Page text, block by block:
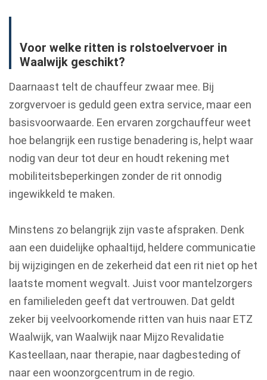
Voor welke ritten is rolstoelvervoer in
Waalwijk geschikt?
Daarnaast telt de chauffeur zwaar mee. Bij
zorgvervoer is geduld geen extra service, maar een
basisvoorwaarde. Een ervaren zorgchauffeur weet
hoe belangrijk een rustige benadering is, helpt waar
nodig van deur tot deur en houdt rekening met
mobiliteitsbeperkingen zonder de rit onnodig
ingewikkeld te maken.
Minstens zo belangrijk zijn vaste afspraken. Denk
aan een duidelijke ophaaltijd, heldere communicatie
bij wijzigingen en de zekerheid dat een rit niet op het
laatste moment wegvalt. Juist voor mantelzorgers
en familieleden geeft dat vertrouwen. Dat geldt
zeker bij veelvoorkomende ritten van huis naar ETZ
Waalwijk, van Waalwijk naar Mijzo Revalidatie
Kasteellaan, naar therapie, naar dagbesteding of
naar een woonzorgcentrum in de regio.